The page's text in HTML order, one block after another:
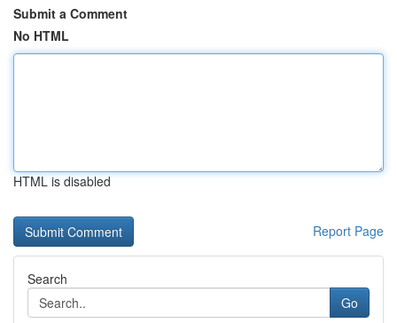
Submit a Comment
No HTML
HTML is disabled
Report Page
Search
Go